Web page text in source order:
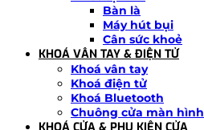
Bàn là
Máy hút bụi
Cân sức khoẻ
KHOÁ VÂN TAY & ĐIỆN TỬ
Khoá vân tay
Khoá điện tử
Khoá Bluetooth
Chuông cửa màn hình